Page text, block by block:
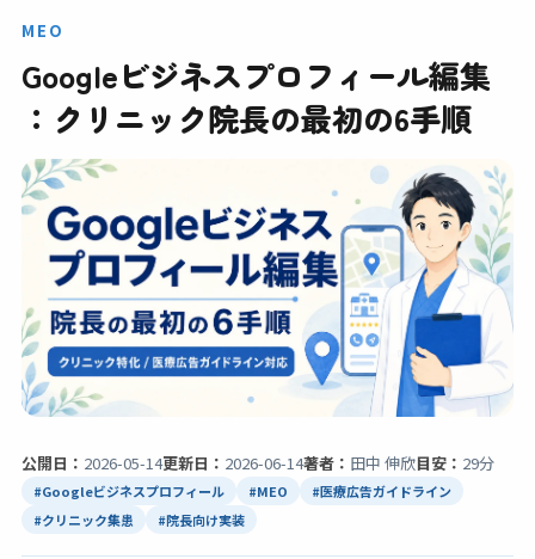
MEO
Googleビジネスプロフィール編集
：クリニック院長の最初の6手順
公開日： 2026-05-14更新日： 2026-06-14著者： 田中 伸欣目安： 29分
#Googleビジネスプロフィール #MEO
#医療広告ガイドライン
#クリニック集患
#院長向け実装